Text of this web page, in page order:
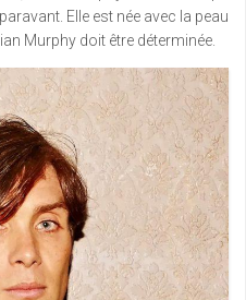
Elle est née avec la peau
Murphy doit être déterminée.